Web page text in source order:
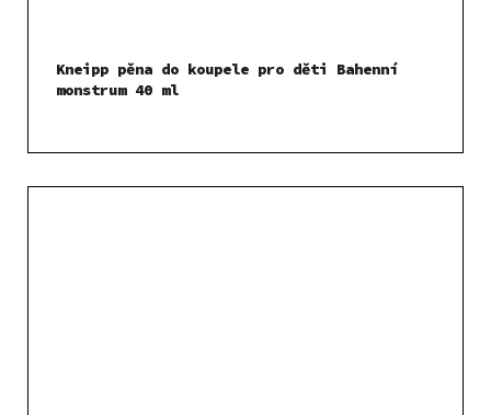
Kneipp pěna do koupele pro děti Bahenní
monstrum 40 ml